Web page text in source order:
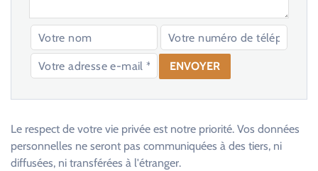
Le respect de votre vie privée est notre priorité. Vos données
personnelles ne seront pas communiquées à des tiers, ni
diffusées, ni transférées à l'étranger.